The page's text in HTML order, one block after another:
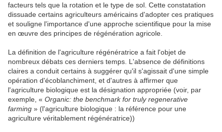
facteurs tels que la rotation et le type de sol. Cette constatation
dissuade certains agriculteurs américains d'adopter ces pratiques
et souligne l'importance d'une approche scientifique pour la mise
en œuvre des principes de régénération agricole.
La définition de l'agriculture régénératrice a fait l'objet de
nombreux débats ces derniers temps. L'absence de définitions
claires a conduit certains à suggérer qu'il s'agissait d'une simple
opération d'écoblanchiment, et d'autres à affirmer que
l'agriculture biologique est la désignation appropriée (voir, par
exemple, « Organic: the benchmark for truly regenerative
farming » (l'agriculture biologique : la référence pour une
agriculture véritablement régénératrice))